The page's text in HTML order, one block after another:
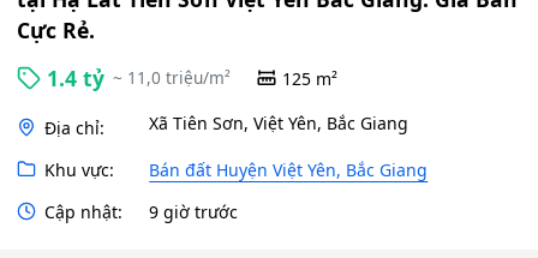
Cực Rẻ.
1.4 tỷ ~ 11,0 triệu/m² 125 m²
Địa chỉ: Xã Tiên Sơn, Việt Yên, Bắc Giang
Khu vực:
Bán đất Huyện Việt Yên, Bắc Giang
Cập nhật:
9 giờ trước